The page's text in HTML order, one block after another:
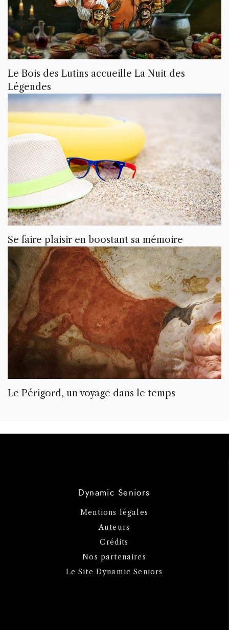
Le Bois des Lutins accueille La Nuit des
Légendes
Se faire plaisir en boostant sa mémoire
Le Périgord, un voyage dans le temps
Dynamic Seniors
Mentions légales
Auteurs
Crédits
Nos partenaires
Le Site Dynamic Seniors